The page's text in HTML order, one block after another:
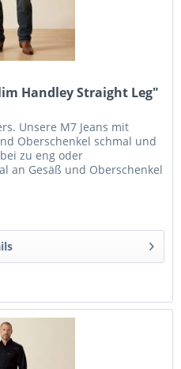
Handley Straight Leg"
Unsere M7 Jeans mit
Oberschenkel schmal und
zu eng oder
an Gesäß und Oberschenkel